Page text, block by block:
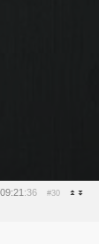
:36 #30